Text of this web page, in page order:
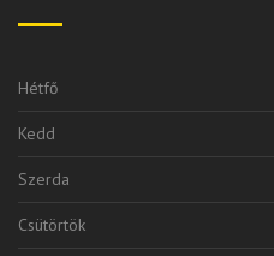
Hétfő
Kedd
Szerda
Csütörtök